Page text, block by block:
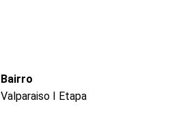
Bairro
Valparaiso I Etapa